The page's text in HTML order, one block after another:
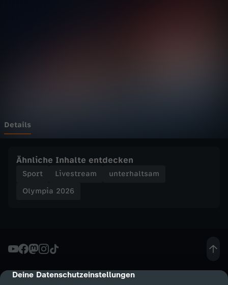
cmp-dialog-description
Deine Datenschutzeinstellungen
B
a
l
o
Details
Ähnliche Inhalte entdecken
Sport Livestream
unterhaltsam
Olympia 2026